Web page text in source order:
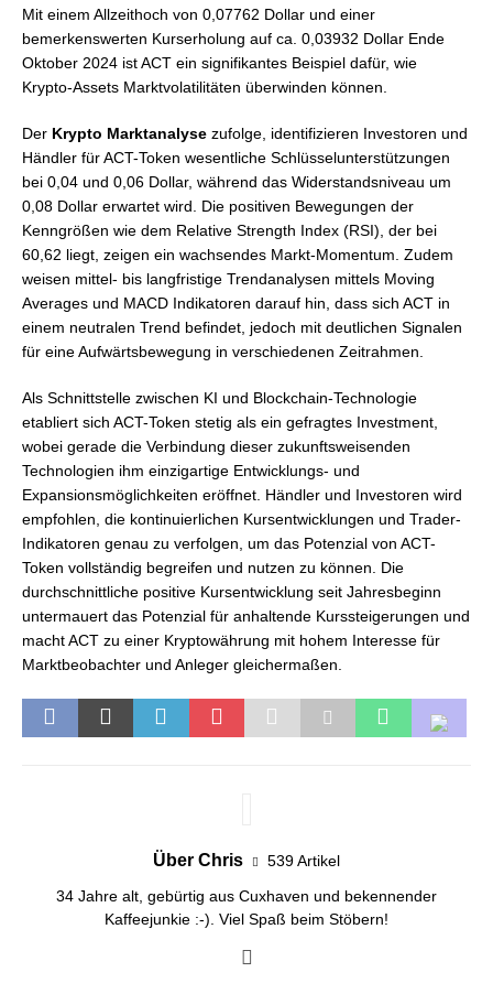
Mit einem Allzeithoch von 0,07762 Dollar und einer
bemerkenswerten Kurserholung auf ca. 0,03932 Dollar Ende
Oktober 2024 ist ACT ein signifikantes Beispiel dafür, wie
Krypto-Assets Marktvolatilitäten überwinden können.
Der Krypto Marktanalyse zufolge, identifizieren Investoren und
Händler für ACT-Token wesentliche Schlüsselunterstützungen
bei 0,04 und 0,06 Dollar, während das Widerstandsniveau um
0,08 Dollar erwartet wird. Die positiven Bewegungen der
Kenngrößen wie dem Relative Strength Index (RSI), der bei
60,62 liegt, zeigen ein wachsendes Markt-Momentum. Zudem
weisen mittel- bis langfristige Trendanalysen mittels Moving
Averages und MACD Indikatoren darauf hin, dass sich ACT in
einem neutralen Trend befindet, jedoch mit deutlichen Signalen
für eine Aufwärtsbewegung in verschiedenen Zeitrahmen.
Als Schnittstelle zwischen KI und Blockchain-Technologie
etabliert sich ACT-Token stetig als ein gefragtes Investment,
wobei gerade die Verbindung dieser zukunftsweisenden
Technologien ihm einzigartige Entwicklungs- und
Expansionsmöglichkeiten eröffnet. Händler und Investoren wird
empfohlen, die kontinuierlichen Kursentwicklungen und Trader-
Indikatoren genau zu verfolgen, um das Potenzial von ACT-
Token vollständig begreifen und nutzen zu können. Die
durchschnittliche positive Kursentwicklung seit Jahresbeginn
untermauert das Potenzial für anhaltende Kurssteigerungen und
macht ACT zu einer Kryptowährung mit hohem Interesse für
Marktbeobachter und Anleger gleichermaßen.
Über Chris 539 Artikel
34 Jahre alt, gebürtig aus Cuxhaven und bekennender
Kaffeejunkie :-). Viel Spaß beim Stöbern!